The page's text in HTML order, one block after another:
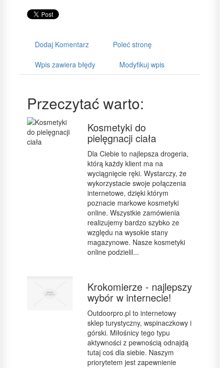
Dodaj Komentarz Poleć stronę
Wpis zawiera błędy Modyfikuj wpis
Przeczytać warto:
Kosmetyki do
pielęgnacji ciała
Dla Ciebie to najlepsza drogeria,
którą każdy klient ma na
wyciągnięcie ręki. Wystarczy, że
wykorzystacie swoje połączenia
internetowe, dzięki którym
poznacie markowe kosmetyki
online. Wszystkie zamówienia
realizujemy bardzo szybko ze
względu na wysokie stany
magazynowe. Nasze kosmetyki
online podzielil...
Krokomierze - najlepszy
wybór w internecie!
Outdoorpro.pl to internetowy
sklep turystyczny, wspinaczkowy i
górski. Miłośnicy tego typu
aktywności z pewnością odnajdą
tutaj coś dla siebie. Naszym
priorytetem jest zapewnienie